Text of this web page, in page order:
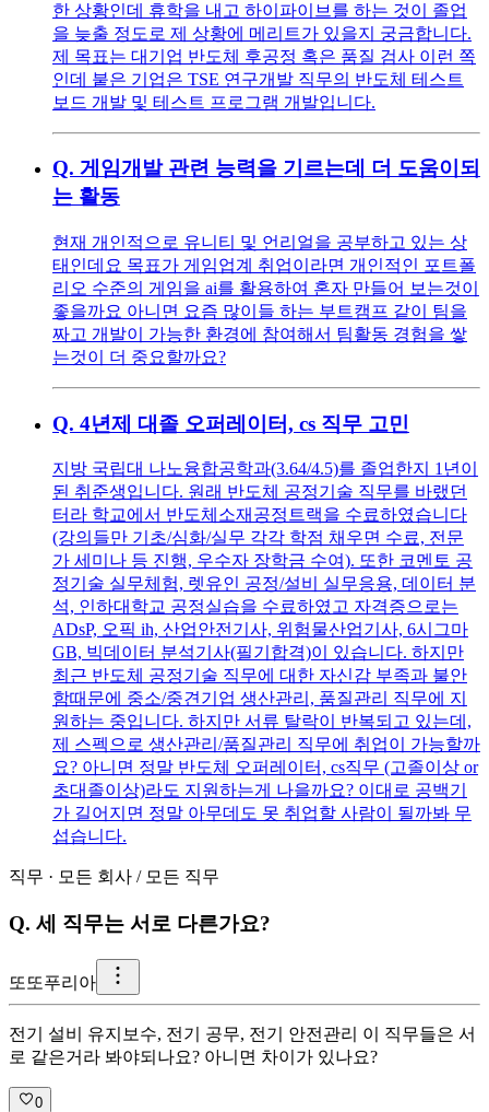
한 상황인데 휴학을 내고 하이파이브를 하는 것이 졸업
을 늦출 정도로 제 상황에 메리트가 있을지 궁금합니다.
제 목표는 대기업 반도체 후공정 혹은 품질 검사 이런 쪽
인데 붙은 기업은 TSE 연구개발 직무의 반도체 테스트
보드 개발 및 테스트 프로그램 개발입니다.
Q. 게임개발 관련 능력을 기르는데 더 도움이되
는 활동
현재 개인적으로 유니티 및 언리얼을 공부하고 있는 상
태인데요 목표가 게임업계 취업이라면 개인적인 포트폴
리오 수준의 게임을 ai를 활용하여 혼자 만들어 보는것이
좋을까요 아니면 요즘 많이들 하는 부트캠프 같이 팀을
짜고 개발이 가능한 환경에 참여해서 팀활동 경험을 쌓
는것이 더 중요할까요?
Q. 4년제 대졸 오퍼레이터, cs 직무 고민
지방 국립대 나노융합공학과(3.64/4.5)를 졸업한지 1년이
된 취준생입니다. 원래 반도체 공정기술 직무를 바랬던
터라 학교에서 반도체소재공정트랙을 수료하였습니다
(강의들만 기초/심화/실무 각각 학점 채우면 수료, 전문
가 세미나 등 진행, 우수자 장학금 수여). 또한 코멘토 공
정기술 실무체험, 렛유인 공정/설비 실무응용, 데이터 분
석, 인하대학교 공정실습을 수료하였고 자격증으로는
ADsP, 오픽 ih, 산업안전기사, 위험물산업기사, 6시그마
GB, 빅데이터 분석기사(필기합격)이 있습니다. 하지만
최근 반도체 공정기술 직무에 대한 자신감 부족과 불안
함때문에 중소/중견기업 생산관리, 품질관리 직무에 지
원하는 중입니다. 하지만 서류 탈락이 반복되고 있는데,
제 스펙으로 생산관리/품질관리 직무에 취업이 가능할까
요? 아니면 정말 반도체 오퍼레이터, cs직무 (고졸이상 or
초대졸이상)라도 지원하는게 나을까요? 이대로 공백기
가 길어지면 정말 아무데도 못 취업할 사람이 될까봐 무
섭습니다.
직무 · 모든 회사 / 모든 직무
Q. 세 직무는 서로 다른가요?
또 또푸리아
전기 설비 유지보수, 전기 공무, 전기 안전관리 이 직무들은 서
로 같은거라 봐야되나요? 아니면 차이가 있나요?
0